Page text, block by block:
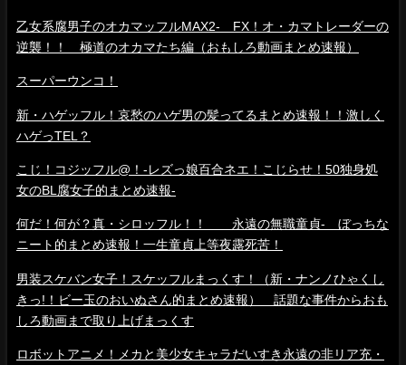
乙女系腐男子のオカマッフルMAX2- FX！オ・カマトレーダーの
逆襲！！ 極道のオカマたち編（おもしろ動画まとめ速報）
スーパーウンコ！
新・ハゲッフル！哀愁のハゲ男の髪ってるまとめ速報！！激しく
ハゲっTEL？
こじ！コジッフル@！-レズっ娘百合ネエ！こじらせ！50独身処
女のBL腐女子的まとめ速報-
何だ！何が？真・シロッフル！！ 永遠の無職童貞- ぼっちな
ニート的まとめ速報！一生童貞上等夜露死苦！
男装スケバン女子！スケッフルまっくす！（新・ナンノひゃくし
きっ!！ビー玉のおいぬさん的まとめ速報） 話題な事件からおも
しろ動画まで取り上げまっくす
ロボットアニメ！メカと美少女キャラだいすき永遠の非リア充・